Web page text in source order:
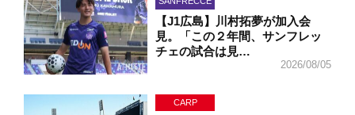
【J1広島】川村拓夢が加入会
見。「この２年間、サンフレッ
チェの試合は見…
2026/08/05
CARP